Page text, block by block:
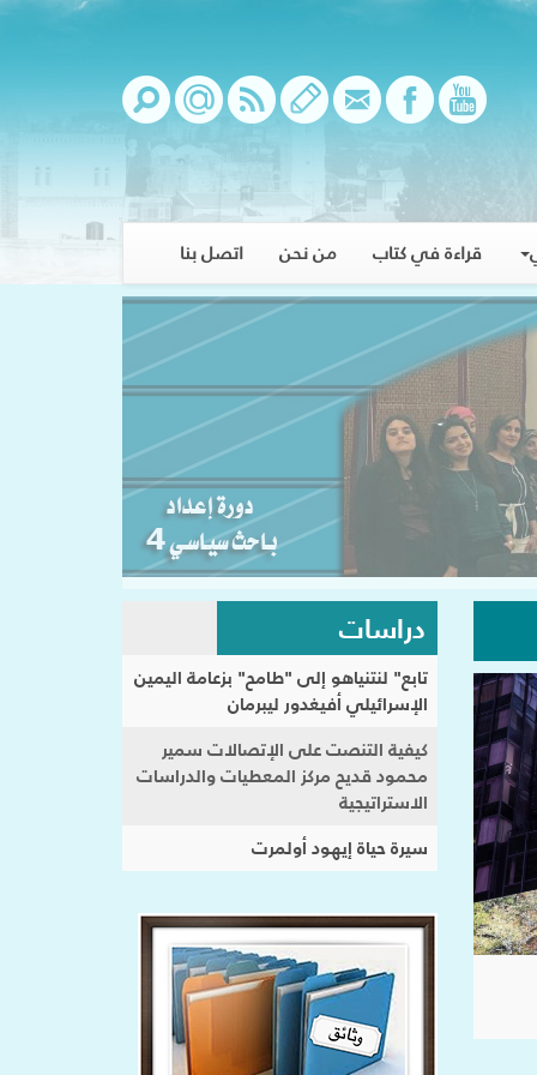
قراءة في كتاب من نحن اتصل بنا
دراسات
تابع" لنتنياهو إلى "طامح" بزعامة اليمين
الإسرائيلي أفيغدور ليبرمان
كيفية التنصت على الإتصالات سمير
محمود قديح مركز المعطيات والدراسات
الاستراتيجية
سيرة حياة إيهود أولمرت